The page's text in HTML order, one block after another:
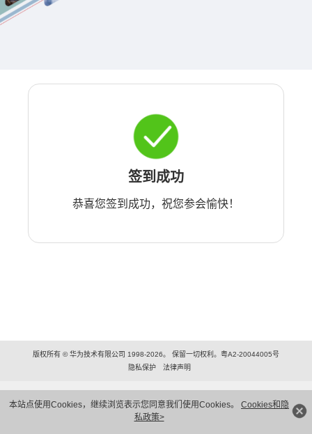
本站点使用Cookies，继续浏览表示您同意我们使用Cookies。 Cookies和隐
私政策>
签到成功
恭喜您签到成功，祝您参会愉快！
版权所有 © 华为技术有限公司 1998-2026。 保留一切权利。粤A2-20044005号
隐私保护
法律声明